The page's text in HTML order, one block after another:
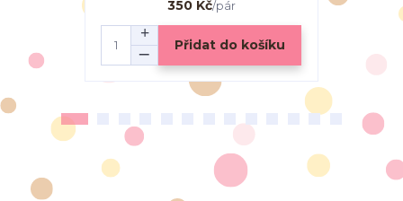
350 Kč/pár
Přidat do košíku